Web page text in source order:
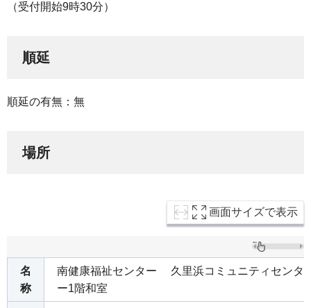
（受付開始9時30分）
順延
順延の有無：無
場所
画面サイズで表示
名
称
南健康福祉センター 久里浜コミュニティセンタ
ー1階和室